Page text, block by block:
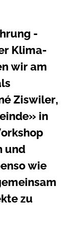
-
Klima-
wir am
Ziswiler,
in
und
wie
zu